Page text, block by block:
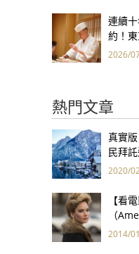
連續
約！
為何破
2026/
熱門文章
真實
民拜
2020/
【看
（
炫目
2014/